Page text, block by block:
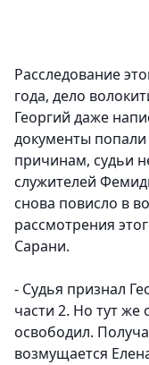
Расследование
года, дело
Георгий даже
документы
причинам, судьи
служителей
снова повисло в
рассмотрения
Сарани.
- Судья признал
части 2. Но тут же
освободил.
возмущается